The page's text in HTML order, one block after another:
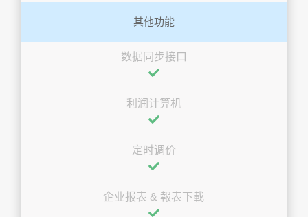
其他功能
数据同步接口
利润计算机
定时调价
企业报表 & 報表下載